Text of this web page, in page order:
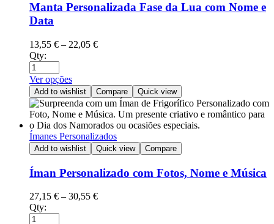
Manta Personalizada Fase da Lua com Nome e
Data
13,55 € – 22,05 €
Qty:
Ver opções
Add to wishlist Compare Quick view
Ímanes Personalizados
Add to wishlist Quick view Compare
Íman Personalizado com Fotos, Nome e Música
27,15 € – 30,55 €
Qty: